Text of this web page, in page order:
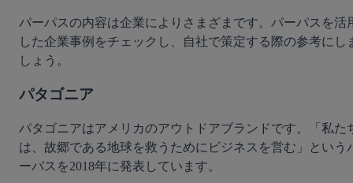
パーパスの内容は企業によりさまざまです。パーパスを活
した企業事例をチェックし、自社で策定する際の参考にし
しょう。
パタゴニア
パタゴニアはアメリカのアウトドアブランドです。「私た
は、故郷である地球を救うためにビジネスを営む」という
ーパスを2018年に発表しています。